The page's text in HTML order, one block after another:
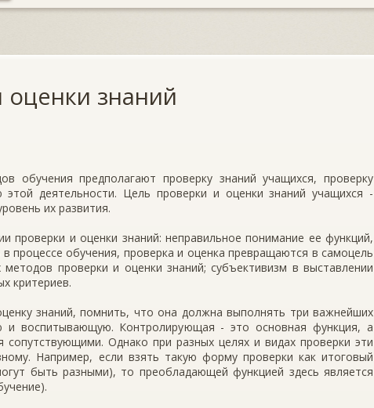
знаний
обучения предполагают проверку знаний учащихся, проверку
этой деятельности. Цель проверки и оценки знаний учащихся -
их развития.
проверки и оценки знаний: неправильное понимание ее функций,
процессе обучения, проверка и оценка превращаются в самоцель
проверки и оценки знаний; субъективизм в выставлении
критериев.
знаний, помнить, что она должна выполнять три важнейших
воспитывающую. Контролирующая - это основная функция, а
Однако при разных целях и видах проверки эти
Например, если взять такую форму проверки как итоговый
быть разными), то преобладающей функцией здесь является